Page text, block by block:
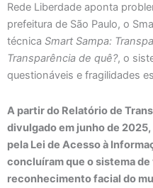
Rede Liberdade aponta
prefeitura de São Paulo, o
técnica Smart Sampa:
Transparência de quê?, o
questionáveis e fragilidades
A partir do Relatório de
divulgado em junho de
pela Lei de Acesso à
concluíram que o sistema
reconhecimento facial do